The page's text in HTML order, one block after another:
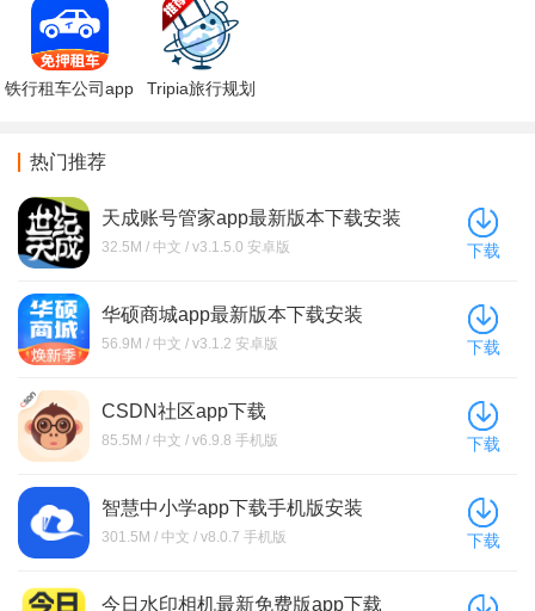
铁行租车公司app
Tripia旅行规划
热门推荐
天成账号管家app最新版本下载安装
32.5M / 中文 / v3.1.5.0 安卓版 下载
华硕商城app最新版本下载安装
56.9M / 中文 / v3.1.2 安卓版 下载
CSDN社区app下载
85.5M / 中文 / v6.9.8 手机版 下载
智慧中小学app下载手机版安装
301.5M / 中文 / v8.0.7 手机版 下载
今日水印相机最新免费版app下载